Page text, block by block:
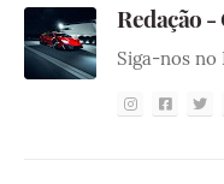
Redação
Siga-nos